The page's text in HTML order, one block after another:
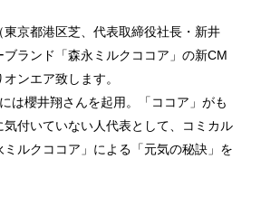
京都港区芝、代表取締役社長・新井
ランド「森永ミルクココア」の新CM
ンエア致します。
は櫻井翔さんを起用。「ココア」がも
付いていない人代表として、コミカル
ルクココア」による「元気の秘訣」を